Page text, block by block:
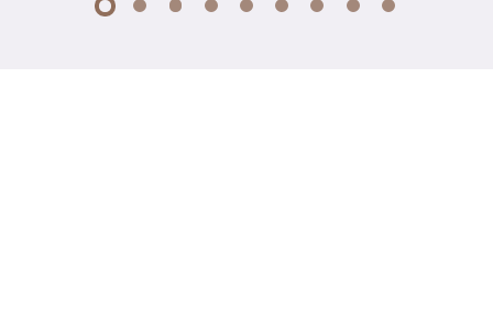
1 2 3 4 5 6 7 8 9